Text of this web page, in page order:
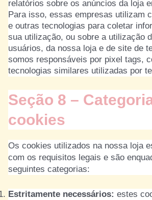
relatórios sobre os anúncios da loja
Para isso, essas empresas utilizam
e outras tecnologias para coletar
sua utilização, ou sobre a utilização
usuários, da nossa loja e de site de
somos responsáveis por pixel tags,
tecnologias similares utilizadas por
Seção 8 –
cookies
Os cookies utilizados na nossa loja
com os requisitos legais e são
seguintes categorias:
Estritamente necessários: estes